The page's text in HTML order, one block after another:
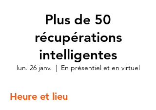
Plus de 50
récupérations
intelligentes
lun. 26 janv.
  |
En présentiel et en virtuel
Heure et lieu